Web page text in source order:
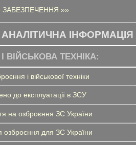
»»
ІНФОРМАЦІЯ
ВІЙСЬКОВА ТЕХНІКА:
і військової техніки
до експлуатації в ЗСУ
на озброєння ЗС України
озброєння для ЗС України